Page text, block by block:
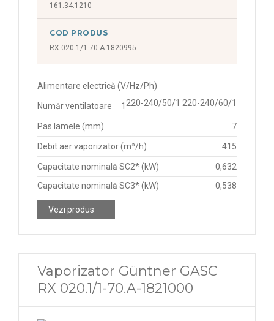
49,19 kW
5,590 kW
5,62 kW
5,631 kW
5,72 kW
5,73 kW
56,98 kW
6,327 kW
6,375 kW
34,10 kW
37,41 kW
4,125 kW
4,50 kW
4,54 kW
4,59 kW
4,590 kW
4,60 kW
4,638 kW
4,817 kW
161.34.1210
COD PRODUS
RX 020.1/1-70.A-1820995
Alimentare electrică (V/Hz/Ph)
220-240/50/1 220-240/60/1
Număr ventilatoare 1
Pas lamele (mm) 7
Debit aer vaporizator (m³/h) 415
Capacitate nominală SC2* (kW)
0,632
Capacitate nominală SC3* (kW)
0,538
Vezi produs
Vaporizator Güntner GASC
RX 020.1/1-70.A-1821000